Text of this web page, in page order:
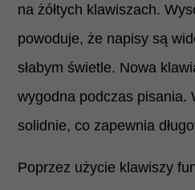
na żółtych klawiszach.
powoduje, że napisy są
słabym świetle. Nowa
wygodna podczas pisania.
solidnie, co zapewnia
Poprzez użycie klawiszy